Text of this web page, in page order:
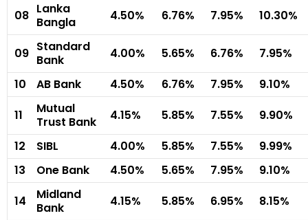
08 Lanka
Bangla
4.50% 6.76% 7.95% 10.30%
09 Standard
Bank
4.00% 5.65% 6.76%
7.95%
10
AB Bank 4.50% 6.76% 7.95%
9.10%
11
Mutual
Trust Bank
4.15% 5.85% 7.55%
9.90%
12
SIBL 4.00% 5.85% 7.55%
9.99%
13
One Bank 4.50% 5.65% 7.95%
9.10%
14
Midland
Bank
4.15% 5.85% 6.95% 8.15%